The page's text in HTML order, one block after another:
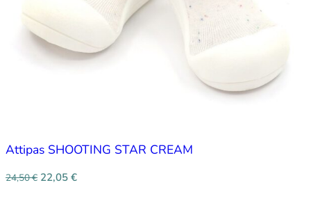
Attipas SHOOTING STAR CREAM
24,50€ 22,05 €